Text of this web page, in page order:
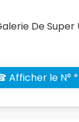
De
Afficher le N° *